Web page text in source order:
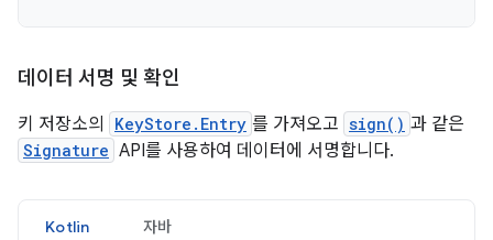
데이터 서명 및 확인
키 저장소의 KeyStore.Entry 를 가져오고 sign() 과 같은
Signature API를 사용하여 데이터에 서명합니다.
Kotlin 자바